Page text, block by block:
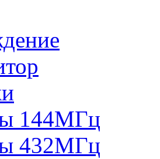
144МГц
432МГц